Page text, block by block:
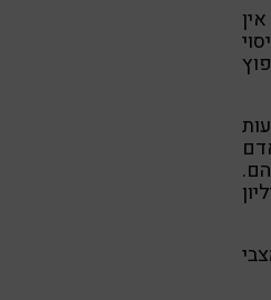
סך הכנסות של 728 מיליון